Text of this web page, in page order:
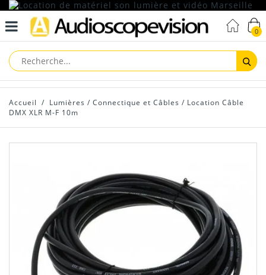
0
Accueil / Lumières / Connectique et Câbles / Location Câble
DMX XLR M-F 10m